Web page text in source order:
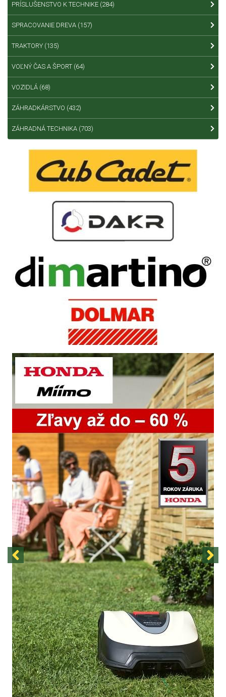
PRÍSLUŠENSTVO K TECHNIKE (284)
SPRACOVANIE DREVA (157)
TRAKTORY (135)
VOĽNÝ ČAS A ŠPORT (64)
VOZIDLÁ (68)
ZÁHRADKÁRSTVO (432)
ZÁHRADNÁ TECHNIKA (703)